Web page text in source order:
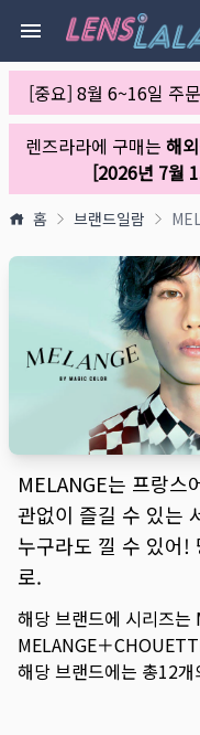
[중요] 8월 6~16일 주
렌즈라라에 구매는 해
[2026년 7월
홈 브랜드일람
MELANGE는 프랑
관없이 즐길 수 있는
누구라도 낄 수 있어!
로.
해당 브랜드에 시리즈는
MELANGE＋
해당 브랜드에는 총12개